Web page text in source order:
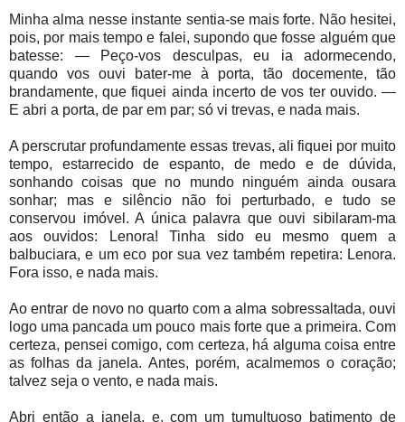
Minha alma nesse instante sentia-se mais forte. Não hesitei,
pois, por mais tempo e falei, supondo que fosse alguém que
batesse: — Peço-vos desculpas, eu ia adormecendo,
quando vos ouvi bater-me à porta, tão docemente, tão
brandamente, que fiquei ainda incerto de vos ter ouvido. —
E abri a porta, de par em par; só vi trevas, e nada mais.
A perscrutar profundamente essas trevas, ali fiquei por muito
tempo, estarrecido de espanto, de medo e de dúvida,
sonhando coisas que no mundo ninguém ainda ousara
sonhar; mas e silêncio não foi perturbado, e tudo se
conservou imóvel. A única palavra que ouvi sibilaram-ma
aos ouvidos: Lenora! Tinha sido eu mesmo quem a
balbuciara, e um eco por sua vez também repetira: Lenora.
Fora isso, e nada mais.
Ao entrar de novo no quarto com a alma sobressaltada, ouvi
logo uma pancada um pouco mais forte que a primeira. Com
certeza, pensei comigo, com certeza, há alguma coisa entre
as folhas da janela. Antes, porém, acalmemos o coração;
talvez seja o vento, e nada mais.
Abri então a janela, e, com um tumultuoso batimento de